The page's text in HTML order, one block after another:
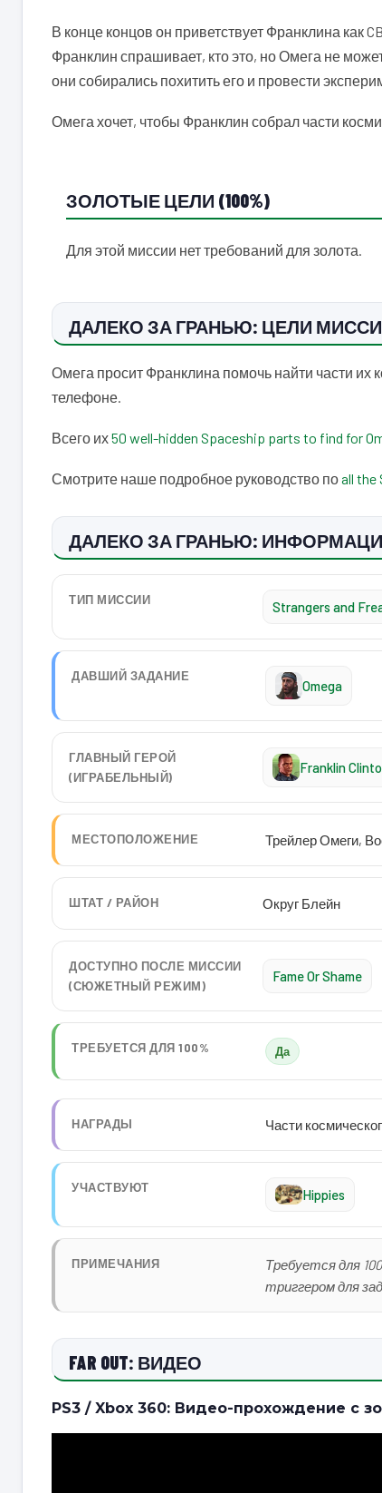
В конце концов он приветствует Франклина
Франклин спрашивает, кто это, но Омега не
они собирались похитить его и провести
Омега хочет, чтобы Франклин собрал части
ЗОЛОТЫЕ ЦЕЛИ (100%)
Для этой миссии нет требований для золота.
ДАЛЕКО ЗА ГРАНЬЮ: ЦЕЛИ
Омега просит Франклина помочь найти части их
телефоне.
Всего их50 well-hidden Spaceship parts to find for
Смотрите наше подробное руководство поall the
ДАЛЕКО ЗА ГРАНЬЮ:
ТИП МИССИИ Strangers and
ДАВШИЙ ЗАДАНИЕ
Omega
ГЛАВНЫЙ ГЕРОЙ
(ИГРАБЕЛЬНЫЙ)
Franklin
МЕСТОПОЛОЖЕНИЕ Трейлер Омеги,
ШТАТ / РАЙОН Округ Блейн
ДОСТУПНО ПОСЛЕ МИССИИ
(СЮЖЕТНЫЙ РЕЖИМ)
Fame Or Shame
ТРЕБУЕТСЯ ДЛЯ 100% Да
НАГРАДЫ Части
УЧАСТВУЮТ Hippies
ПРИМЕЧАНИЯ
Требуется для
триггером для
FAR OUT: ВИДЕО
PS3 / Xbox 360: Видео-прохождение с